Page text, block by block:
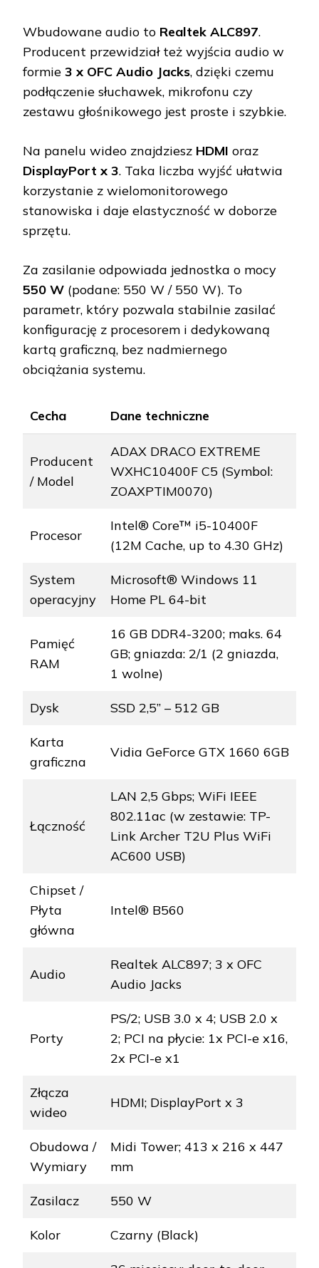
Wbudowane audio to Realtek ALC897.
Producent przewidział też wyjścia audio w
formie 3 x OFC Audio Jacks, dzięki czemu
podłączenie słuchawek, mikrofonu czy
zestawu głośnikowego jest proste i szybkie.
Na panelu wideo znajdziesz HDMI oraz
DisplayPort x 3. Taka liczba wyjść ułatwia
korzystanie z wielomonitorowego
stanowiska i daje elastyczność w doborze
sprzętu.
Za zasilanie odpowiada jednostka o mocy
550 W (podane: 550 W / 550 W). To
parametr, który pozwala stabilnie zasilać
konfigurację z procesorem i dedykowaną
kartą graficzną, bez nadmiernego
obciążania systemu.
Cecha Dane techniczne
Producent
/ Model
ADAX DRACO EXTREME
WXHC10400F C5 (Symbol:
ZOAXPTIM0070)
Procesor
Intel® Core™ i5-10400F
(12M Cache, up to 4.30 GHz)
System
operacyjny
Microsoft® Windows 11
Home PL 64-bit
Pamięć
RAM
16 GB DDR4-3200; maks. 64
GB; gniazda: 2/1 (2 gniazda,
1 wolne)
Dysk SSD 2,5” – 512 GB
Karta
graficzna
Vidia GeForce GTX 1660 6GB
Łączność
LAN 2,5 Gbps; WiFi IEEE
802.11ac (w zestawie: TP-
Link Archer T2U Plus WiFi
AC600 USB)
Chipset /
Płyta
główna
Intel® B560
Audio
Realtek ALC897; 3 x OFC
Audio Jacks
Porty
PS/2; USB 3.0 x 4; USB 2.0 x
2; PCI na płycie: 1x PCI-e x16,
2x PCI-e x1
Złącza
wideo
HDMI; DisplayPort x 3
Obudowa /
Wymiary
Midi Tower; 413 x 216 x 447
mm
Zasilacz 550 W
Kolor Czarny (Black)